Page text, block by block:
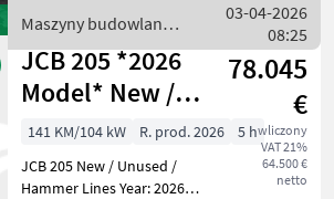
Netherlands Certificate: N
Maszyny budowlane /
JCB
03-04-2026
08:25
JCB 205 *2026
Model* New /
Unused /
Hammer Lines
78.045
€
wliczony
VAT 21%
64.500 €
netto
141 KM/104 kW R. prod. 2026
5 h
JCB 205 New / Unused /
Hammer Lines Year: 2026